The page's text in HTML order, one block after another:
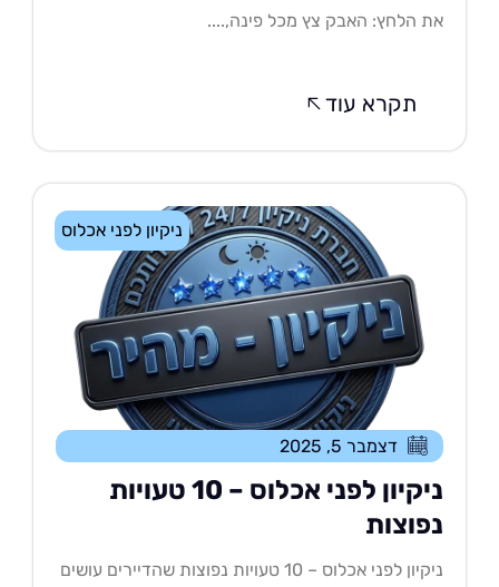
הלחץ: האבק צץ מכל פינה,....
תקרא עוד
ניקיון לפני אכלוס
דצמבר 5, 2025
ניקיון לפני אכלוס – 10 טעויות
ניקיון לפני אכלוס – 10 טעויות נפוצות שהדיירים עושים